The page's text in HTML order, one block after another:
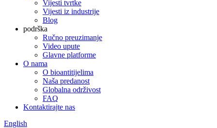
Vijesti tvrtke
Vijesti iz industrije
Blog
podrška
Ručno preuzimanje
Video upute
Glavne platforme
O nama
O bioantitijelima
Naša predanost
Globalna održivost
FAQ
Kontaktirajte nas
English